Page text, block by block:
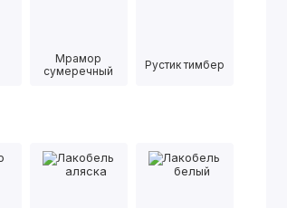
Мрамор
сумеречный
Рустик тимбер